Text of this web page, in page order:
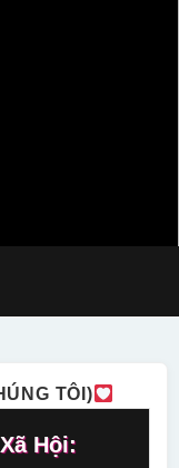
TÔI)
Hội: